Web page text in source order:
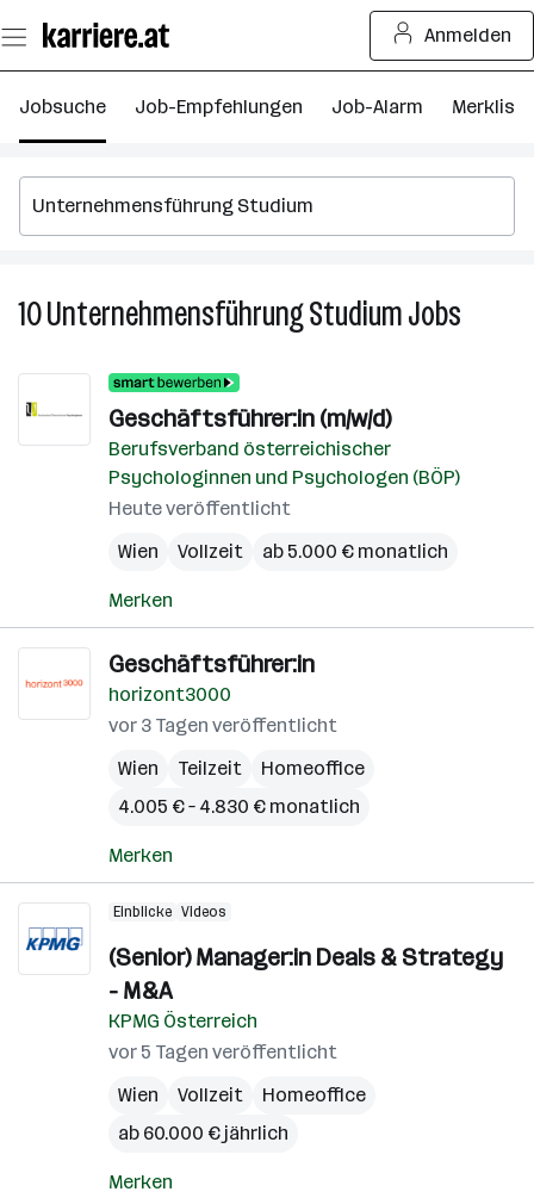
Seiteninhalt
springen
Anmelden
Jobsuche Job-Empfehlungen Job-Alarm Merkliste
10Unternehmensführung StudiumJobs
Geschäftsführer:in (m/w/d)
Berufsverband österreichischer
Psychologinnen und Psychologen (BÖP)
Heute veröffentlicht
Wien
Vollzeit ab 5.000 € monatlich
Merken
Geschäftsführer:in
horizont3000
vor 3 Tagen veröffentlicht
Wien
Teilzeit
Homeoffice
4.005 € – 4.830 € monatlich
Merken
Einblicke Videos
(Senior) Manager:in Deals & Strategy
- M&A
KPMG Österreich
vor 5 Tagen veröffentlicht
Wien
Vollzeit
Homeoffice
ab 60.000 € jährlich
Merken